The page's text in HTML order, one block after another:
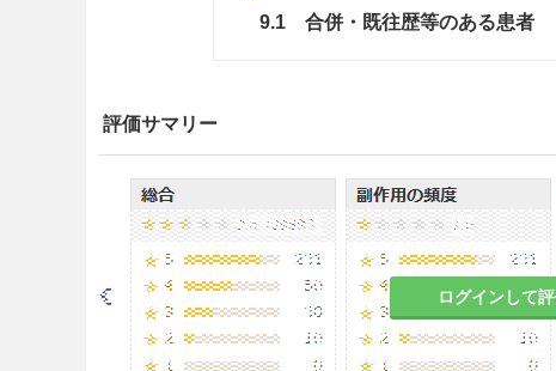
9.1 合併・既往歴等のある患者
工呼吸法の適用も考慮する。
入によって呼吸量低下又は停止
がある 。
9.5 妊婦
妊婦又は妊娠している可能性の
危険を上回ると判断される場合
評価サマリー
ログインして